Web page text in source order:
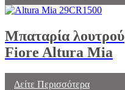
Μπαταρία λουτρού
Fiore Altura Mia
Δείτε Περισσότερα